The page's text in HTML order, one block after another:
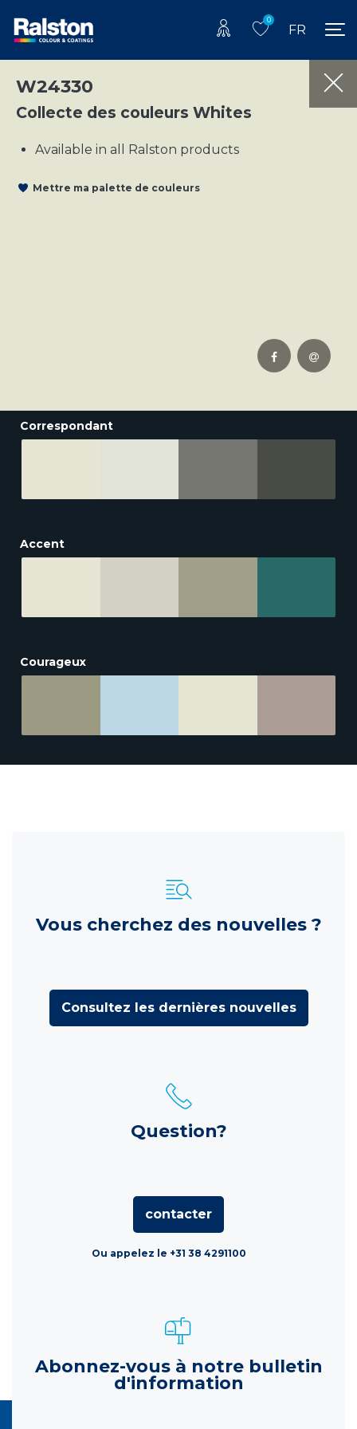
0
FR
W24330
Collecte des couleurs Whites
Available in all Ralston products
Mettre ma palette de couleurs
Correspondant
Accent
Courageux
Vous cherchez des nouvelles ?
Consultez les dernières nouvelles
Question?
contacter
Ou appelez le +31 38 4291100
Abonnez-vous à notre bulletin
d'information